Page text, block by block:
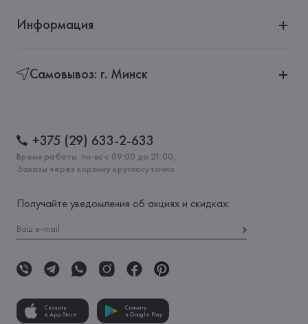
Информация
Самовывоз: г. Минск
+375 (29) 633-2-633
Время работы: пн-вс с 09:00 до 21:00,
Заказы через корзину круглосуточно
Получайте уведомления об акциях и скидках:
Скачать
в App Store
Скачать
в Google Play